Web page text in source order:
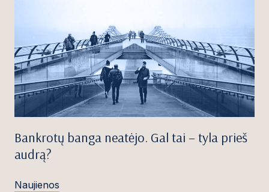
Bankrotų banga neatėjo. Gal tai – tyla prieš
audrą?
Naujienos